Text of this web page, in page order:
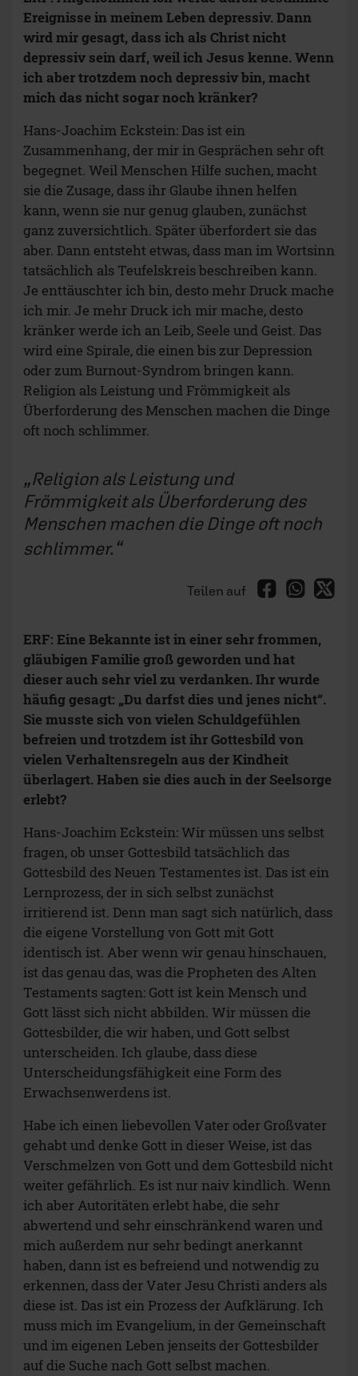
Ereignisse in meinem Leben depressiv. Dann
wird mir gesagt, dass ich als Christ nicht
depressiv sein darf, weil ich Jesus kenne. Wenn
ich aber trotzdem noch depressiv bin, macht
mich das nicht sogar noch kränker?
Hans-Joachim Eckstein: Das ist ein
Zusammenhang, der mir in Gesprächen sehr oft
begegnet. Weil Menschen Hilfe suchen, macht
sie die Zusage, dass ihr Glaube ihnen helfen
kann, wenn sie nur genug glauben, zunächst
ganz zuversichtlich. Später überfordert sie das
aber. Dann entsteht etwas, dass man im Wortsinn
tatsächlich als Teufelskreis beschreiben kann.
Je enttäuschter ich bin, desto mehr Druck mache
ich mir. Je mehr Druck ich mir mache, desto
kränker werde ich an Leib, Seele und Geist. Das
wird eine Spirale, die einen bis zur Depression
oder zum Burnout-Syndrom bringen kann.
Religion als Leistung und Frömmigkeit als
Überforderung des Menschen machen die Dinge
oft noch schlimmer.
Religion als Leistung und
Frömmigkeit als Überforderung des
Menschen machen die Dinge oft noch
schlimmer.
Teilen auf
ERF: Eine Bekannte ist in einer sehr frommen,
gläubigen Familie groß geworden und hat
dieser auch sehr viel zu verdanken. Ihr wurde
häufig gesagt: „Du darfst dies und jenes nicht“.
Sie musste sich von vielen Schuldgefühlen
befreien und trotzdem ist ihr Gottesbild von
vielen Verhaltensregeln aus der Kindheit
überlagert. Haben sie dies auch in der Seelsorge
erlebt?
Hans-Joachim Eckstein: Wir müssen uns selbst
fragen, ob unser Gottesbild tatsächlich das
Gottesbild des Neuen Testamentes ist. Das ist ein
Lernprozess, der in sich selbst zunächst
irritierend ist. Denn man sagt sich natürlich, dass
die eigene Vorstellung von Gott mit Gott
identisch ist. Aber wenn wir genau hinschauen,
ist das genau das, was die Propheten des Alten
Testaments sagten: Gott ist kein Mensch und
Gott lässt sich nicht abbilden. Wir müssen die
Gottesbilder, die wir haben, und Gott selbst
unterscheiden. Ich glaube, dass diese
Unterscheidungsfähigkeit eine Form des
Erwachsenwerdens ist.
Habe ich einen liebevollen Vater oder Großvater
gehabt und denke Gott in dieser Weise, ist das
Verschmelzen von Gott und dem Gottesbild nicht
weiter gefährlich. Es ist nur naiv kindlich. Wenn
ich aber Autoritäten erlebt habe, die sehr
abwertend und sehr einschränkend waren und
mich außerdem nur sehr bedingt anerkannt
haben, dann ist es befreiend und notwendig zu
erkennen, dass der Vater Jesu Christi anders als
diese ist. Das ist ein Prozess der Aufklärung. Ich
muss mich im Evangelium, in der Gemeinschaft
und im eigenen Leben jenseits der Gottesbilder
auf die Suche nach Gott selbst machen.